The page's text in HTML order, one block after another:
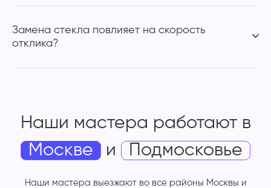
Замена стекла повлияет на скорость
отклика?
Наши мастера работают в
Москве
и Подмосковье
Наши мастера выезжают во все районы Москвы и